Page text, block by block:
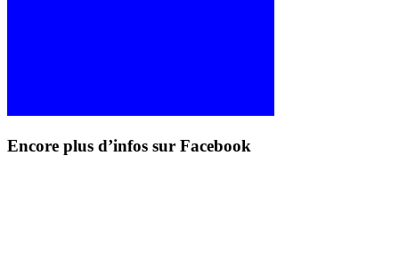
Encore plus d’infos sur Facebook